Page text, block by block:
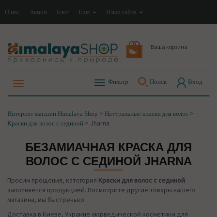
О нас Акции Блог Еще Язык сайта
Ваша корзина
Фильтр Поиск Вход
Интернет магазин Himalaya Shop > Натуральные краски для волос >
Краски для волос с сединой > Jharna
БЕЗАМИАЧНАЯ КРАСКА ДЛЯ
ВОЛОС С СЕДИНОЙ JHARNA
Просим прощения, категория Краски для волос с сединой
заполняется продукцией. Посмотрите другие товары нашего
магазина, мы быстренько
Доставка в Киеве, Украине аюрведической косметики для